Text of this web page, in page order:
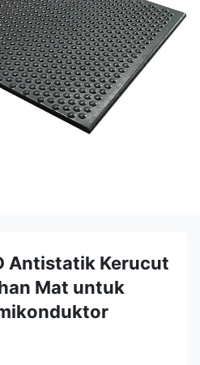
Antistatik Kerucut
Mat untuk